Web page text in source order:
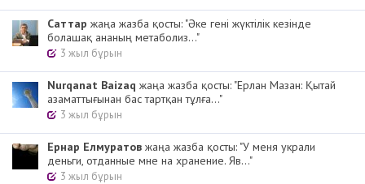
Cаттар жаңа жазба қосты: "Әке гені жүктілік кезінде
болашақ ананың метаболиз..."
3 жыл бұрын
Nurqanat Baizaq жаңа жазба қосты: "Ерлан Мазан: Қытай
азаматтығынан бас тартқан тұлға..."
3 жыл бұрын
Ернар Елмуратов жаңа жазба қосты: "У меня украли
деньги, отданные мне на хранение. Яв..."
3 жыл бұрын